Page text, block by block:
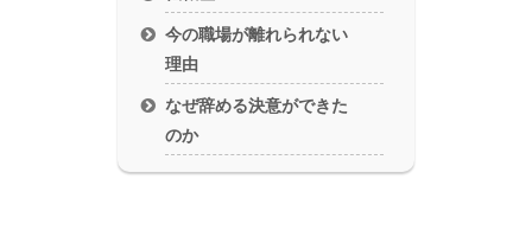
今の職場が離れられない
理由
なぜ辞める決意ができた
のか